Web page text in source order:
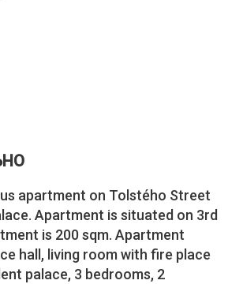
apartment on Tolstého Street
Apartment is situated on 3rd
is 200 sqm. Apartment
hall, living room with fire place
palace, 3 bedrooms, 2